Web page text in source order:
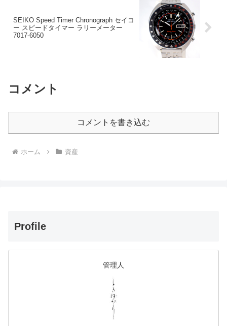
SEIKO Speed Timer Chronograph セイコ
ー スピードタイマー ラリーメーター
7017-6050
コメント
コメントを書き込む
ホーム 資産
Profile
管理人